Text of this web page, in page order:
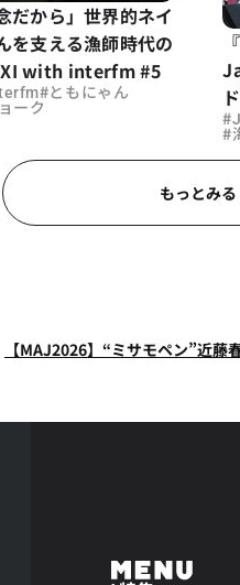
【
だから」世界的ネイ
を支える漁師時代の
with interfm #5
#ともにゃん
ーク #
#
もっとみる
【MAJ2026】“ミサモペン”近